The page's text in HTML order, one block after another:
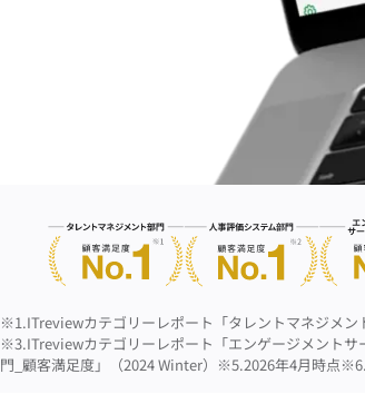
※1.ITreviewカテゴリーレポート「タレントマネジメン
※3.ITreviewカテゴリーレポート「エンゲージメントサ
門_顧客満足度」（2024 Winter） ※5.2026年4月時点